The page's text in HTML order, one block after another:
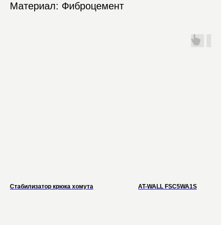
Материал: Фиброцемент
Стабилизатор крюка хомута AT-WALL FSC5WA1S